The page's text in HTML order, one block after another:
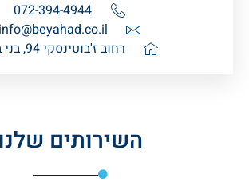
072-394-4944
info@beyahad.co.il
רחוב ז'בוטינסקי 94, בני ברק
השירותים שלנו